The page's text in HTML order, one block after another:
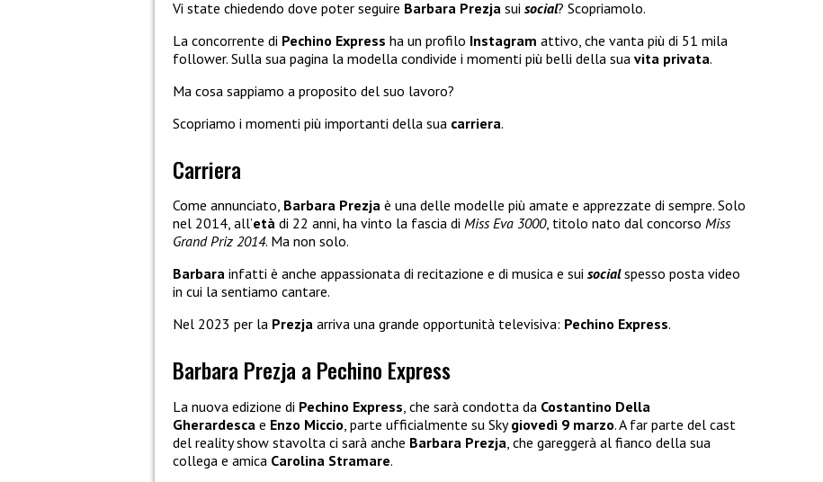
Vi state chiedendo dove poter seguire Barbara Prezja sui social? Scopriamolo.
La concorrente di Pechino Express ha un profilo Instagram attivo, che vanta più di 51 mila
follower. Sulla sua pagina la modella condivide i momenti più belli della sua vita privata.
Ma cosa sappiamo a proposito del suo lavoro?
Scopriamo i momenti più importanti della sua carriera.
Carriera
Come annunciato, Barbara Prezja è una delle modelle più amate e apprezzate di sempre. Solo
nel 2014, all’età di 22 anni, ha vinto la fascia di Miss Eva 3000, titolo nato dal concorso Miss
Grand Priz 2014. Ma non solo.
Barbara infatti è anche appassionata di recitazione e di musica e sui socialspesso posta video
in cui la sentiamo cantare.
Nel 2023 per la Prezja arriva una grande opportunità televisiva: Pechino Express.
Barbara Prezja a Pechino Express
La nuova edizione di Pechino Express , che sarà condotta da Costantino Della
Gherardesca e Enzo Miccio , parte ufficialmente su Skygiovedì 9 marzo. A far parte del cast
del reality show stavolta ci sarà anche Barbara Prezja , che gareggerà al fianco della sua
collega e amica Carolina Stramare.